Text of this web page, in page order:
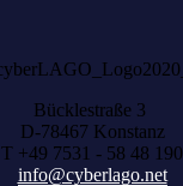
Bücklestraße 3
D-78467 Konstanz
T +49 7531 - 58 48 190
info@cyberlago.net